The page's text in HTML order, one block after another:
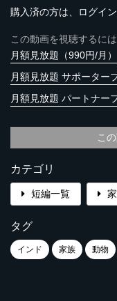
購入済の方は、ログイ
この動画を視聴するには
月額見放題（990円/月）
月額見放題 サポーター
月額見放題 パートナー
こ
カテゴリ
短編一覧
タグ
インド 家族 動物